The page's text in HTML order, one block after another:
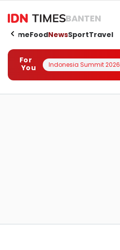
BANTEN
HomeFoodNewsSportTravel
For
You
Indonesia Summit 2026